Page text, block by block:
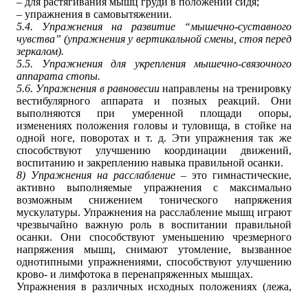
– упражнения в самовытяжении.
5.4. Упражнения на развитие “мышечно-суставного
чувства” (упражнения у вертикальной смены, стоя перед
зеркалом).
5.5. Упражнения для укрепления мышечно-связочного
аппарата стопы.
5.6. Упражнения в равновесии направлены на тренировку
вестибулярного аппарата и позных реакций. Они
выполняются при умеренной площади опоры,
изменениях положения головы и туловища, в стойке на
одной ноге, поворотах и т. д. Эти упражнения так же
способствуют улучшению координации движений,
воспитанию и закреплению навыка правильной осанки.
8) Упражнения на расслабление – это гимнастические,
активно выполняемые упражнения с максимально
возможным снижением тонического напряжения
мускулатуры. Упражнения на расслабление мышц играют
чрезвычайно важную роль в воспитании правильной
осанки. Они способствуют уменьшению чрезмерного
напряжения мышц, снимают утомление, вызванное
однотипными упражнениями, способствуют улучшению
крово- и лимфотока в перенапряженных мышцах.
Упражнения в различных исходных положениях (лежа,